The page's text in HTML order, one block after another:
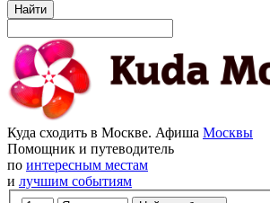
Найти
Куда сходить в Москве. Афиша Москвы
Помощник и путеводитель
по интересным местам
и лучшим событиям